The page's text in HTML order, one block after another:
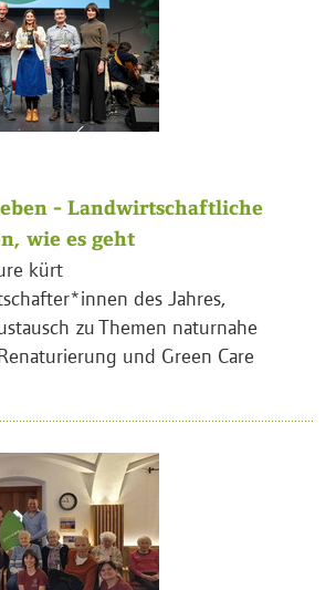
- Landwirtschaftliche
wie es geht
kürt
des Jahres,
zu Themen naturnahe
und Green Care